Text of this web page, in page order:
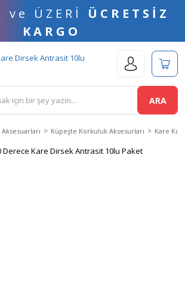
ve ÜZERİ ÜCRETSİZ
KARGO
ARA
Küpeşte Korkuluk Aksesurları Kare